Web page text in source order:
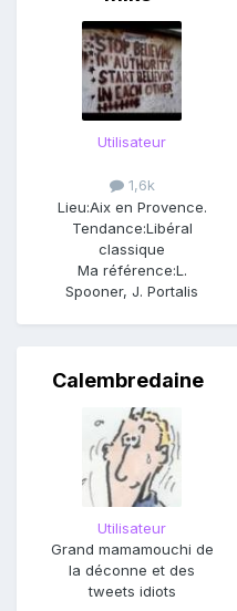
Utilisateur
1,6k
Lieu:Aix en Provence.
Tendance:Libéral
classique
Ma référence:L.
Spooner, J. Portalis
Calembredaine
Utilisateur
Grand mamamouchi de
la déconne et des
tweets idiots